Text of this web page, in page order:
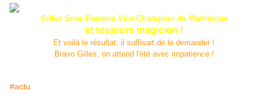
Gilles Suez-Panama Vice-Champion de Martinique
et toujours magicien !
Et voilà le résultat, il suffisait de le demander !
Bravo Gilles, on attend l'été avec impatience !
#actu